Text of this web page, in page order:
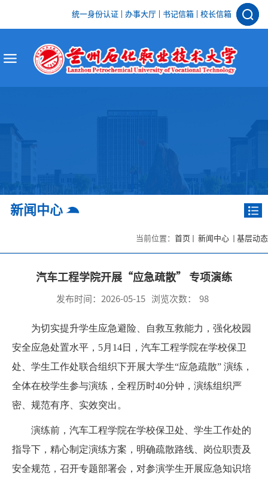
统一身份认证 办事大厅 书记信箱 校长信箱
新闻中心
当前位置： 首页 新闻中心 基层动态
汽车工程学院开展“应急疏散” 专项演练
发布时间：2026-05-15 浏览次数： 98
为切实提升学生应急避险、自救互救能力，强化校园
安全应急处置水平，5月14日，汽车工程学院在学校保卫
处、学生工作处联合组织下开展大学生“应急疏散” 演练，
全体在校学生参与演练，全程历时40分钟，演练组织严
密、规范有序、实效突出。
演练前，汽车工程学院在学校保卫处、学生工作处的
指导下，精心制定演练方案，明确疏散路线、岗位职责及
安全规范，召开专题部署会，对参演学生开展应急知识培